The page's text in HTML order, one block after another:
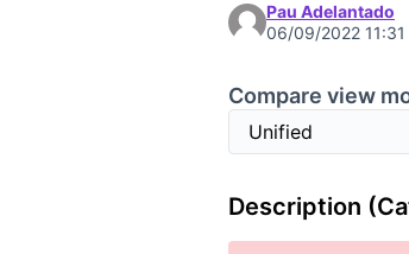
Pau Adelantado
06/09/2022 11:31
Compare view
Description